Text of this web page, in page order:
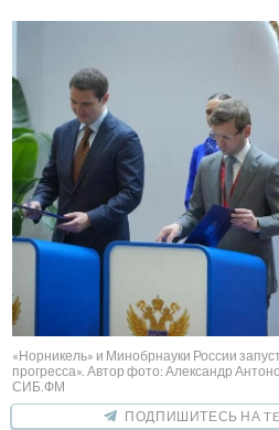
«Норникель» и Минобрнауки России
прогресса». Автор фото: Александр
СИБ.ФМ
ПОДПИШИТЕСЬ НА